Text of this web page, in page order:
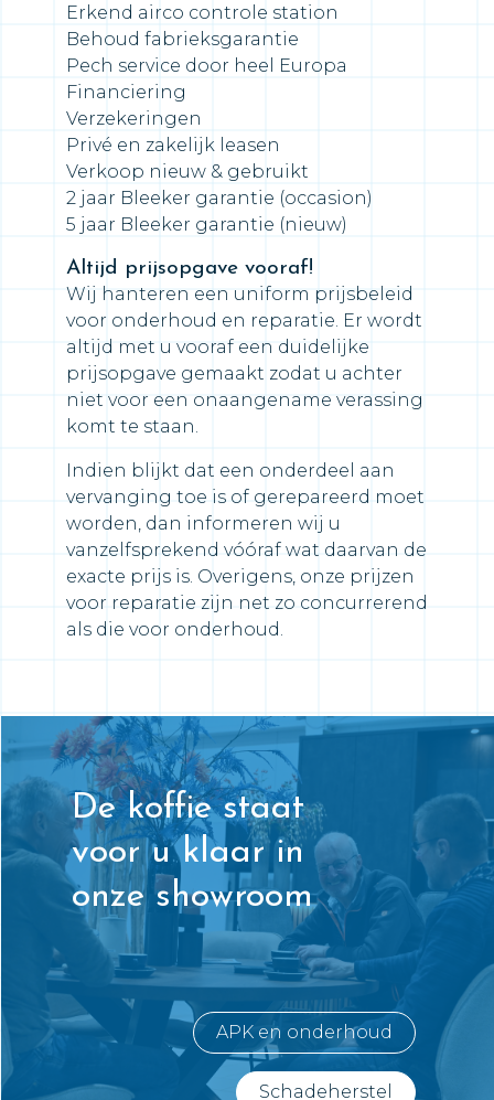
Erkend airco controle station
Behoud fabrieksgarantie
Pech service door heel Europa
Financiering
Verzekeringen
Privé en zakelijk leasen
Verkoop nieuw & gebruikt
2 jaar Bleeker garantie (occasion)
5 jaar Bleeker garantie (nieuw)
Altijd prijsopgave vooraf!
Wij hanteren een uniform prijsbeleid
voor onderhoud en reparatie. Er wordt
altijd met u vooraf een duidelijke
prijsopgave gemaakt zodat u achter
niet voor een onaangename verassing
komt te staan.
Indien blijkt dat een onderdeel aan
vervanging toe is of gerepareerd moet
worden, dan informeren wij u
vanzelfsprekend vóóraf wat daarvan de
exacte prijs is. Overigens, onze prijzen
voor reparatie zijn net zo concurrerend
als die voor onderhoud.
De koffie staat
voor u klaar in
onze showroom
APK en onderhoud
Schadeherstel